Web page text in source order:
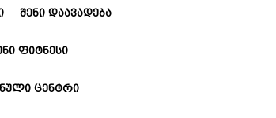
ᲨᲔᲜᲘ ᲓᲐᲐᲕᲐᲓᲔᲑᲐ
ᲤᲘᲢᲜᲔᲡᲘ
ᲪᲔᲜᲢᲠᲘ